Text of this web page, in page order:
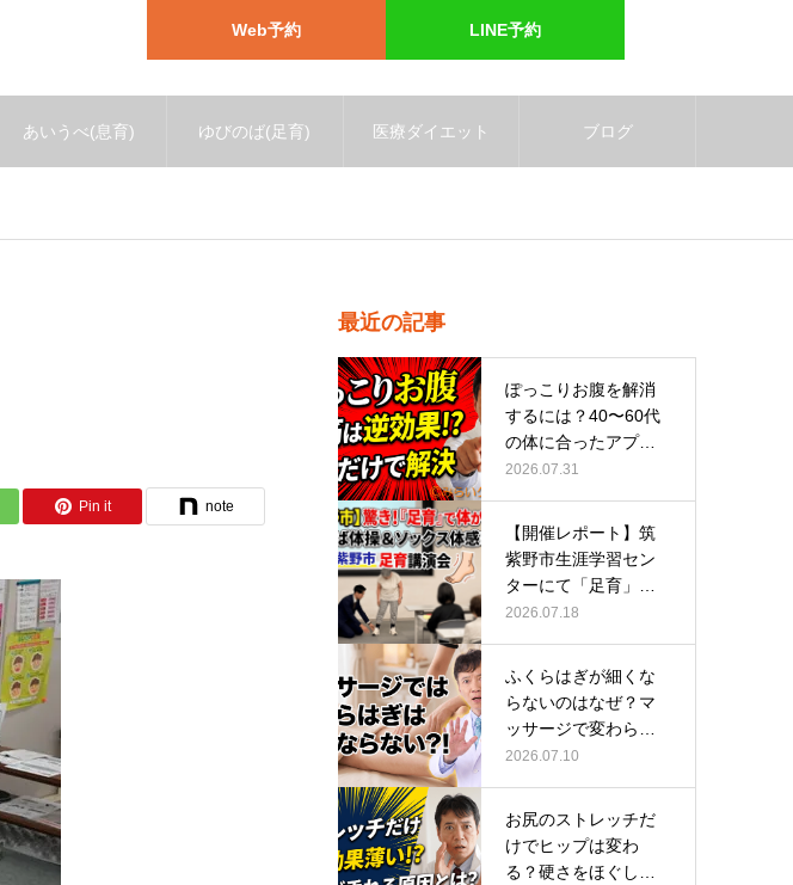
Web予約 LINE予約
あいうべ(息育) ゆびのば(足育) 医療ダイエット ブログ
Pin it note
最近の記事
ぽっこりお腹を解消
するには？40〜60代
の体に合ったアプロ
ーチ
2026.07.31
【開催レポート】筑
紫野市生涯学習セン
ターにて「足育」講
演会に登壇し…
2026.07.18
ふくらはぎが細くな
らないのはなぜ？マ
ッサージで変わらな
い根本原因
2026.07.10
お尻のストレッチだ
けでヒップは変わ
る？硬さをほぐして